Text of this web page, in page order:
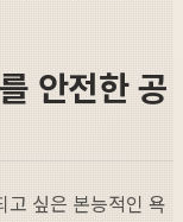
안전한 공
고 싶은 본능적인 욕